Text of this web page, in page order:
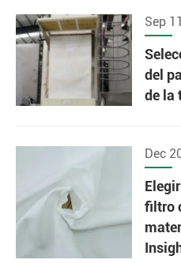
Sep
del
de la
Dec
filtro